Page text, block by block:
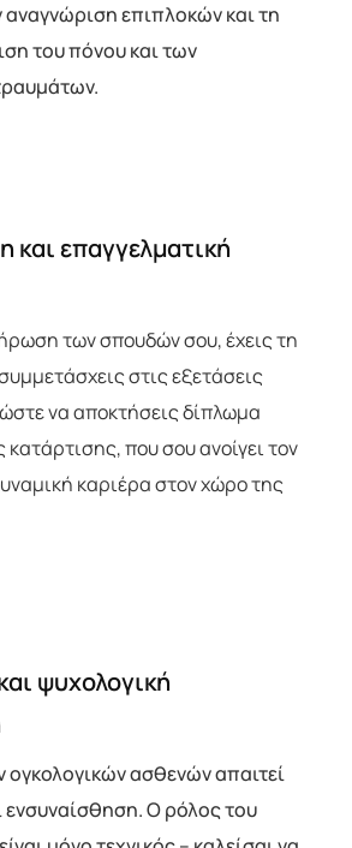
επιπλοκών και τη
του πόνου και των
και επαγγελματική
των σπουδών σου, έχεις τη
στις εξετάσεις
να αποκτήσεις δίπλωμα
κατάρτισης, που σου ανοίγει τον
καριέρα στον χώρο της
ψυχολογική
ασθενών απαιτεί
ενσυναίσθηση. Ο ρόλος του